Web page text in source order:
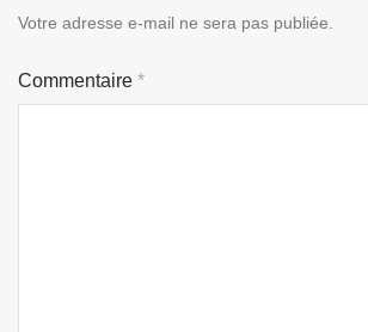
Votre adresse e-mail ne sera pas publiée.
Commentaire *